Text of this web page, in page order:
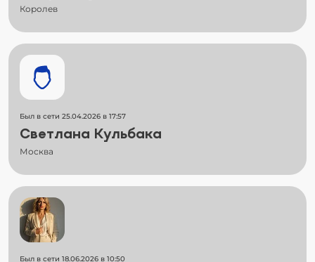
Королев
Был в сети 25.04.2026 в 17:57
Светлана Кульбака
Москва
Был в сети 18.06.2026 в 10:50